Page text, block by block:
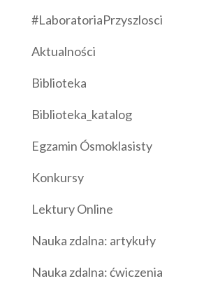
#LaboratoriaPrzyszlosci
Aktualności
Biblioteka
Biblioteka_katalog
Egzamin Ósmoklasisty
Konkursy
Lektury Online
Nauka zdalna: artykuły
Nauka zdalna: ćwiczenia